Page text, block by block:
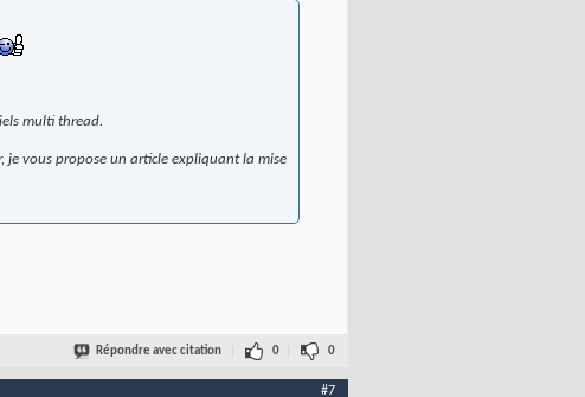
multi thread.
je vous propose un article expliquant la mise
Répondre avec citation 0 0
#7